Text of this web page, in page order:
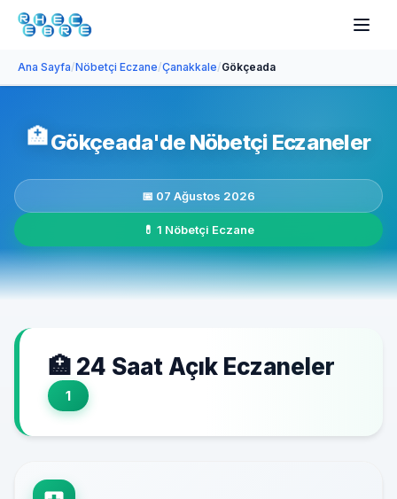
Ana Sayfa/Nöbetçi Eczane/Çanakkale/Gökçeada
🏥Gökçeada'de Nöbetçi Eczaneler
📅 07 Ağustos 2026
💊 1 Nöbetçi Eczane
🏥 24 Saat Açık Eczaneler
1